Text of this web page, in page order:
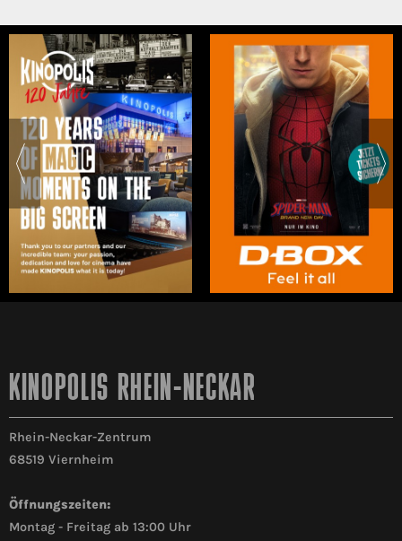
KINOPOLIS RHEIN-NECKAR
Rhein-Neckar-Zentrum
68519 Viernheim
Öffnungszeiten:
Montag - Freitag ab 13:00 Uhr